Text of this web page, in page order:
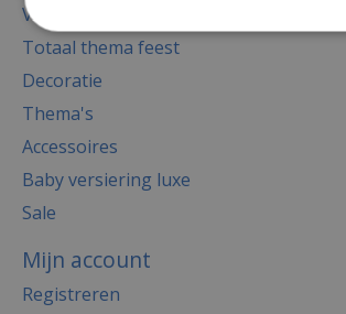
Versiering
Totaal thema feest
Decoratie
Thema's
Accessoires
Baby versiering luxe
Sale
Mijn account
Registreren